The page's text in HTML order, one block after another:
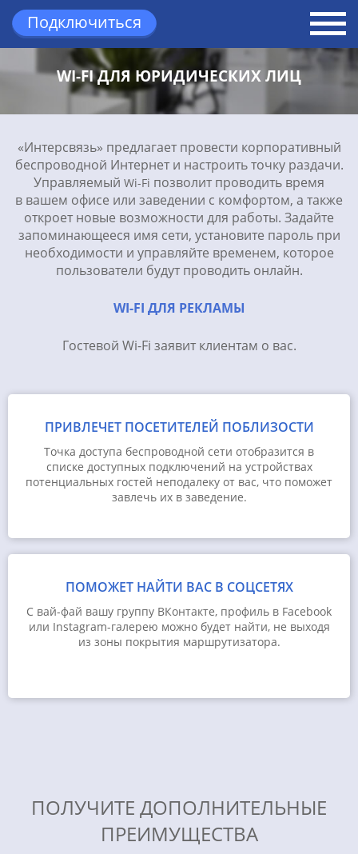
Подключиться
Вернуться назад
WI-FI ДЛЯ ЮРИДИЧЕСКИХ ЛИЦ
«Интерсвязь» предлагает провести корпоративный
беспроводной Интернет и настроить точку раздачи.
Управляемый Wi-Fi позволит проводить время
в вашем офисе или заведении с комфортом, а также
откроет новые возможности для работы. Задайте
запоминающееся имя сети, установите пароль при
необходимости и управляйте временем, которое
пользователи будут проводить онлайн.
WI-FI ДЛЯ РЕКЛАМЫ
Гостевой Wi-Fi заявит клиентам о вас.
ПРИВЛЕЧЕТ ПОСЕТИТЕЛЕЙ ПОБЛИЗОСТИ
Точка доступа беспроводной сети отобразится в
списке доступных подключений на устройствах
потенциальных гостей неподалеку от вас, что поможет
завлечь их в заведение.
ПОМОЖЕТ НАЙТИ ВАС В СОЦСЕТЯХ
С вай-фай вашу группу ВКонтакте, профиль в Facebook
или Instagram-галерею можно будет найти, не выходя
из зоны покрытия маршрутизатора.
ПОЛУЧИТЕ ДОПОЛНИТЕЛЬНЫЕ
ПРЕИМУЩЕСТВА